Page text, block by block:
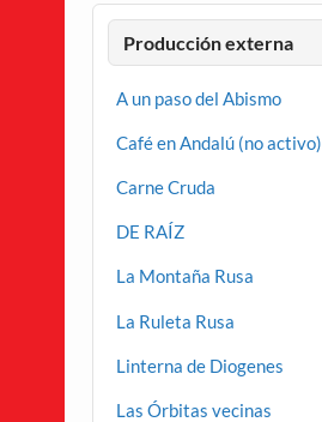
Producción externa
A un paso del Abismo
Café en Andalú (no activo)
Carne Cruda
DE RAÍZ
La Montaña Rusa
La Ruleta Rusa
Linterna de Diogenes
Las Órbitas vecinas